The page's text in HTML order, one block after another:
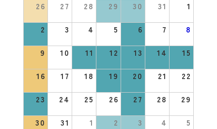
26 27 28 29 30 31
1
2
3 4 5 6 7
8
9
10 11 12 13 14
15
16
17 18 19 20 21
22
23
24 25 26 27 28
29
30
31 1 2 3 4 5